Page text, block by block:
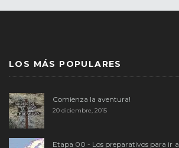
LOS MÁS POPULARES
Comienza la aventura!
20 diciembre, 2015
Etapa 00 - Los preparativos para ir